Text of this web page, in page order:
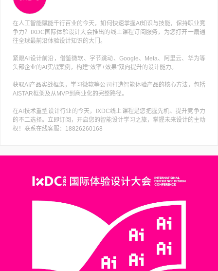
在人工智能赋能千行百业的今天，如何快速掌握AI知识与技能，保持职业竞
争力？IXDC国际体验设计大会推出的线上课程订阅服务，为您打开一扇通
往全球最前沿体验设计知识的大门。
紧跟AI设计前沿，借鉴微软、字节跳动、Google、Meta、阿里云、华为等
头部企业的AI实战案例，构建“效率+效果”双向提升的设计能力。
获取AI产品实战框架，学习微软等公司打造智能体验产品的核心方法，包括
AISTAR框架及从MVP到商业化的完整路径。
在AI技术重塑设计行业的今天，IXDC线上课程是您把握先机、提升竞争力
的不二选择。立即订阅，开启您的智能设计学习之旅，掌握未来设计的主动
权！联系在线客服：18826260168